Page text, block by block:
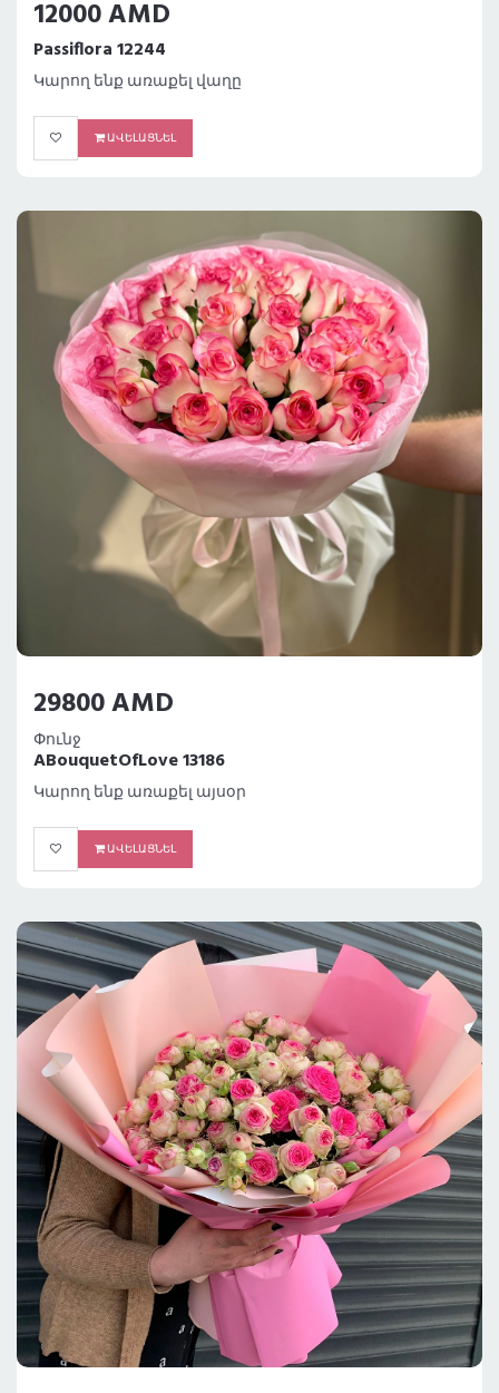
12000 AMD
Passiflora 12244
Կարող ենք առաքել վաղը
ԱՎԵԼԱՑՆԵԼ
29800 AMD
Փունջ
ABouquetOfLove 13186
Կարող ենք առաքել այսօր
ԱՎԵԼԱՑՆԵԼ